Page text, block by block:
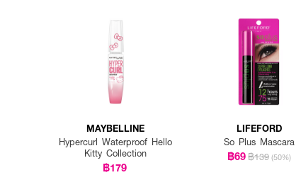
MAYBELLINE
Hypercurl Waterproof Hello
Kitty Collection
฿179
LIFEFORD
So Plus Mascara
฿69฿139 (50%)